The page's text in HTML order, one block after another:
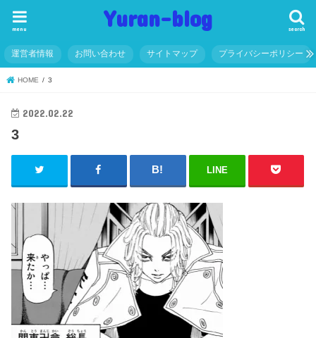
Yuran-blog search
menu
運営者情報 お問い合わせ サイトマップ プライバシーポリシー
HOME 3
2022.02.22
3
LINE